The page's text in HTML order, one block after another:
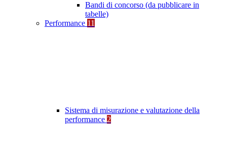
Bandi di concorso (da pubblicare in
tabelle)
Performance 11
Sistema di misurazione e valutazione della
performance 2